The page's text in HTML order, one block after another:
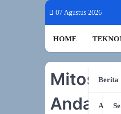
07 Agustus 2026
HOME
Berita
AI &
Mitos &
Anda